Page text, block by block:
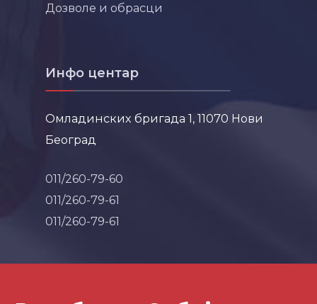
Дозволе и обрасци
Инфо центар
Омладинских бригада 1, 11070 Нови
Београд
011/260-79-60
011/260-79-61
011/260-79-61